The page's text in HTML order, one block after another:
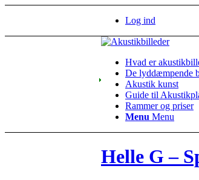
Log ind
Hvad er
De lyddæmpende
Akustik kunst
Guide til
Rammer og priser
Menu Menu
Helle G –